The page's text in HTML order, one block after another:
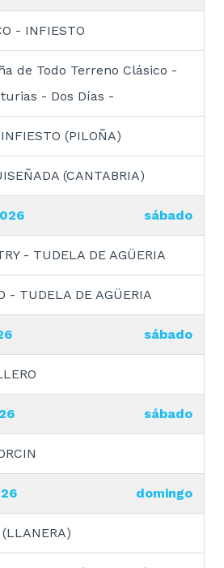
- INFIESTO
de Todo Terreno Clásico -
- Dos Días -
(PILOÑA)
(CANTABRIA)
sábado
- TUDELA DE AGÜERIA
- TUDELA DE AGÜERIA
sábado
sábado
domingo